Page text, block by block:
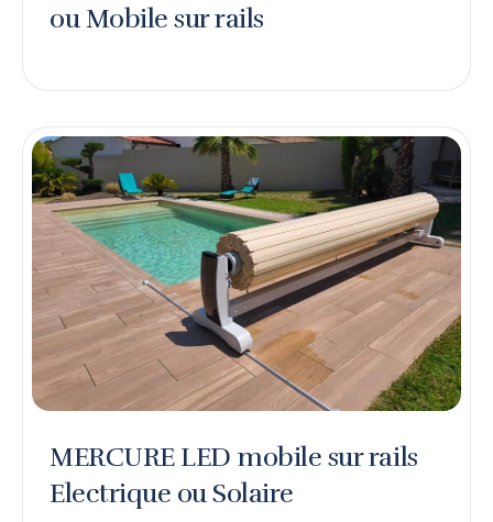
ou Mobile sur rails
MERCURE LED mobile sur rails
Electrique ou Solaire